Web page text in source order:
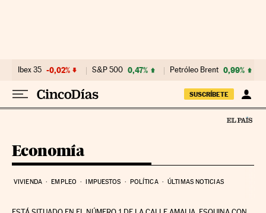
Ibex 35 -0,02% S&P 500 0,47% Petróleo Brent 0,99%
SUSCRÍBETE
Economía
VIVIENDA EMPLEO IMPUESTOS POLÍTICA ÚLTIMAS NOTICIAS